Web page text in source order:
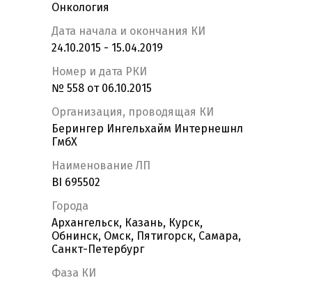
Онкология
Дата начала и окончания КИ
24.10.2015 - 15.04.2019
Номер и дата РКИ
№ 558 от 06.10.2015
Организация, проводящая КИ
Берингер Ингельхайм Интернешнл
ГмбХ
Наименование ЛП
BI 695502
Города
Архангельск, Казань, Курск,
Обнинск, Омск, Пятигорск, Самара,
Санкт-Петербург
Фаза КИ